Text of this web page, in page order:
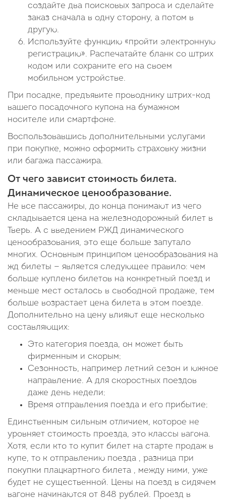
создайте два поисковых запроса и сделайте
заказ сначала в одну сторону, а потом в
другую.
Используйте функцию «пройти электронную
регистрацию». Распечатайте бланк со штрих
кодом или сохраните его на своем
мобильном устройстве.
При посадке, предъявите проводнику штрих-код
вашего посадочного купона на бумажном
носителе или смартфоне.
Воспользовавшись дополнительными услугами
при покупке, можно оформить страховку жизни
или багажа пассажира.
От чего зависит стоимость билета.
Динамическое ценообразование.
Не все пассажиры, до конца понимают из чего
складывается цена на железнодорожный билет в
Тверь. А с введением РЖД динамического
ценообразования, это еще больше запутало
многих. Основным принципом ценообразования на
жд билеты — является следующее правило: чем
больше куплено билетов на конкретный поезд и
меньше мест осталось в свободной продаже, тем
больше возрастает цена билета в этом поезде.
Дополнительно на цену влияют еще несколько
составляющих:
Это категория поезда, он может быть
фирменным и скорым;
Сезонность, например летний сезон и южное
направление. А для скоростных поездов
даже день недели;
Время отправления поезда и его прибытие;
Единственным сильным отличием, которое не
уровняет стоимость проезда, это классы вагона.
Хотя, если кто то купит билет на старте продаж в
купе, то к отправлению поезда , разница при
покупки плацкартного билета , между ними, уже
будет не существенной. Цены на поезд в сидячем
вагоне начинаются от 848 рублей. Проезд в